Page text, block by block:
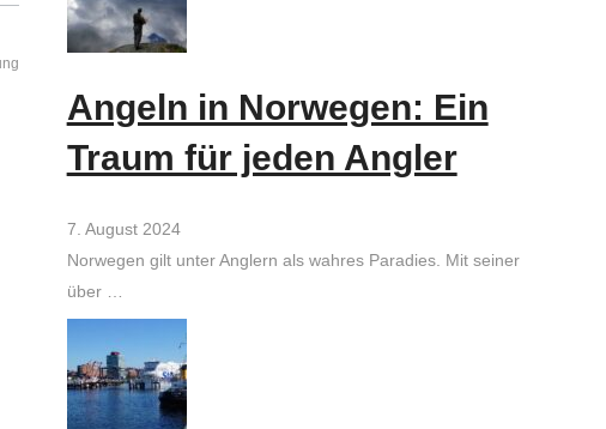
Angeln in Norwegen: Ein
Traum für jeden Angler
7. August 2024
Norwegen gilt unter Anglern als wahres Paradies. Mit seiner
über …